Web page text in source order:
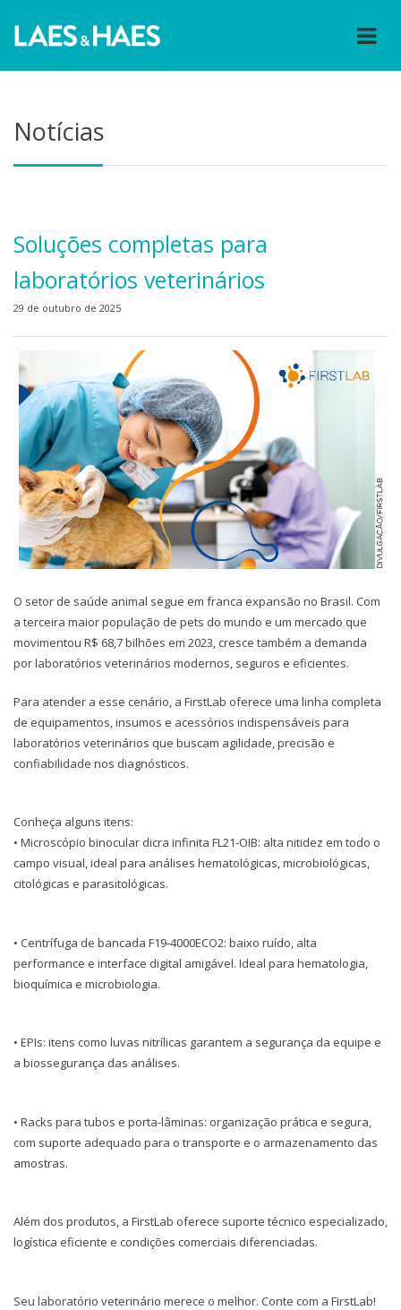
Notícias
Soluções completas para
laboratórios veterinários
29 de outubro de 2025
O setor de saúde animal segue em franca expansão no Brasil. Com
a terceira maior população de pets do mundo e um mercado que
movimentou R$ 68,7 bilhões em 2023, cresce também a demanda
por laboratórios veterinários modernos, seguros e eficientes.
Para atender a esse cenário, a FirstLab oferece uma linha completa
de equipamentos, insumos e acessórios indispensáveis para
laboratórios veterinários que buscam agilidade, precisão e
confiabilidade nos diagnósticos.
Conheça alguns itens:
• Microscópio binocular dicra infinita FL21-OIB: alta nitidez em todo o
campo visual, ideal para análises hematológicas, microbiológicas,
citológicas e parasitológicas.
• Centrífuga de bancada F19-4000ECO2: baixo ruído, alta
performance e interface digital amigável. Ideal para hematologia,
bioquímica e microbiologia.
• EPIs: itens como luvas nitrílicas garantem a segurança da equipe e
a biossegurança das análises.
• Racks para tubos e porta-lâminas: organização prática e segura,
com suporte adequado para o transporte e o armazenamento das
amostras.
Além dos produtos, a FirstLab oferece suporte técnico especializado,
logística eficiente e condições comerciais diferenciadas.
Seu laboratório veterinário merece o melhor. Conte com a FirstLab!